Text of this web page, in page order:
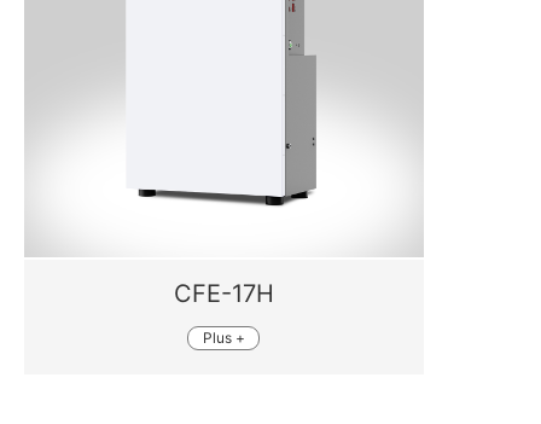
CFE-17H
Plus +